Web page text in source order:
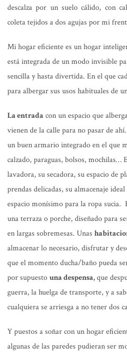
descalza por un suelo cálido, con
coleta tejidos a dos agujas por mi
Mi hogar eficiente es un hogar
está integrada de un modo invisible
sencilla y hasta divertida. En el que
para albergar sus usos habituales de
La entrada con un espacio que
vienen de la calle para no pasar de
un buen armario integrado en el que
calzado, paraguas, bolsos, mochilas…
lavadora, su secadora, su espacio de
prendas delicadas, su almacenaje
espacio monísimo para la ropa sucia.
una terraza o porche, diseñado para
en largas sobremesas. Unas
almacenar lo necesario, disfrutar y
que el momento ducha/baño pueda
por supuestouna despensa,que
guerra, la huelga de transporte, y a
cualquiera se arriesga a no tener dos
Y puestos a soñar con un hogar
algunas de las paredes pudieran ser